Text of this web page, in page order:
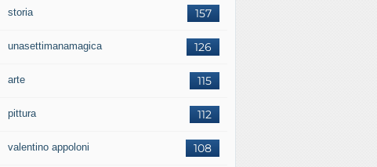
157
storia
126
unasettimanamagica
115
arte
112
pittura
108
valentino appoloni